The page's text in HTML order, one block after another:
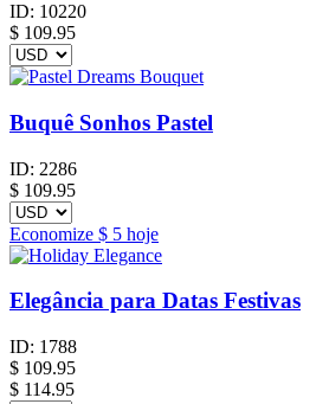
ID: 10220
$ 109.95
Buquê Sonhos Pastel
ID: 2286
$ 109.95
Economize $ 5 hoje
Elegância para Datas Festivas
ID: 1788
$ 109.95
$ 114.95